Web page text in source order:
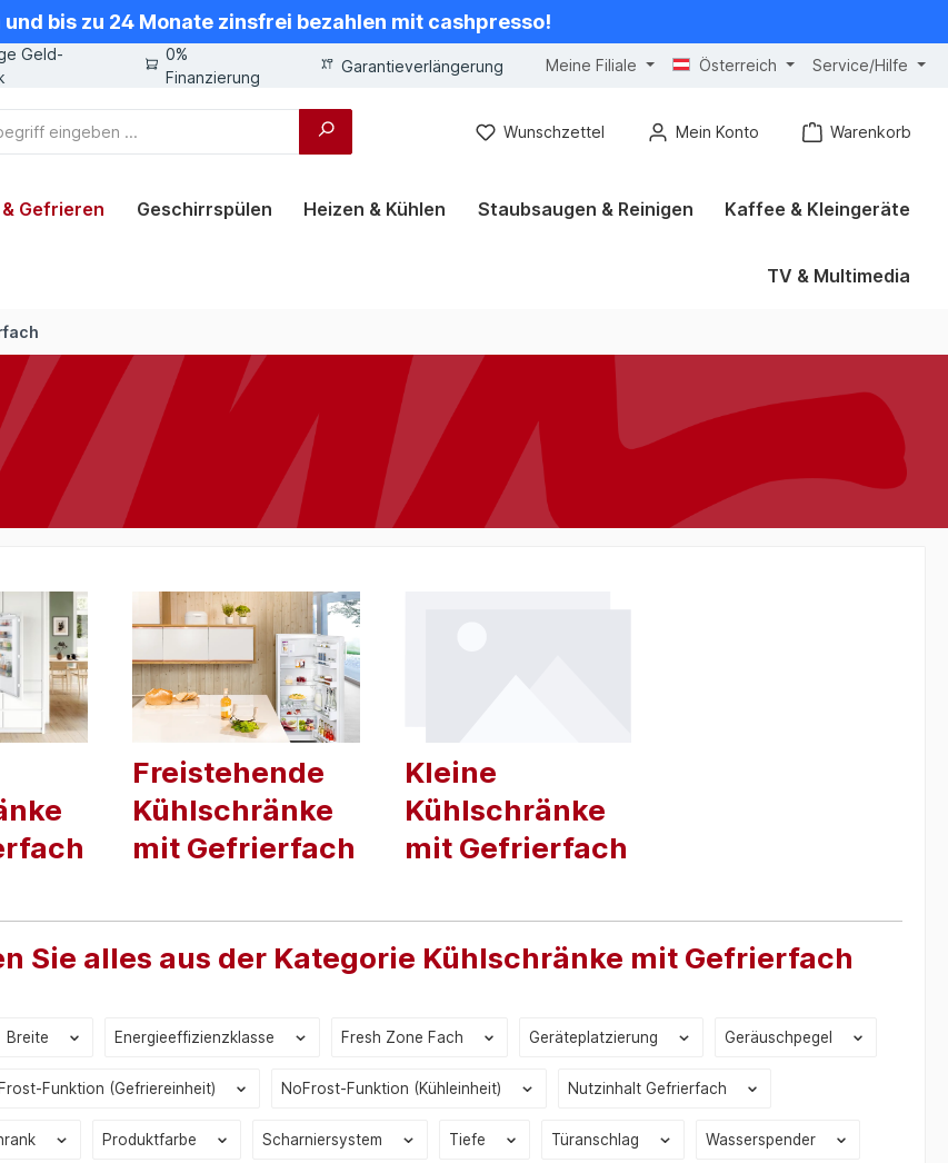
bis zu 24 Monate zinsfrei bezahlen mit cashpresso!
Geld-
0%
Finanzierung
Garantieverlängerung Meine Filiale Österreich Service/Hilfe
Wunschzettel Mein Konto Warenkorb
Gefrieren Geschirrspülen Heizen & Kühlen Staubsaugen & Reinigen Kaffee & Kleingeräte
TV & Multimedia
Freistehende
Kühlschränke
mit Gefrierfach
Kleine
Kühlschränke
mit Gefrierfach
Sie alles aus der Kategorie Kühlschränke mit Gefrierfach
Breite Energieeffizienzklasse Fresh Zone Fach Geräteplatzierung Geräuschpegel
Funktion (Gefriereinheit) NoFrost-Funktion (Kühleinheit) Nutzinhalt Gefrierfach
Produktfarbe Scharniersystem Tiefe Türanschlag Wasserspender